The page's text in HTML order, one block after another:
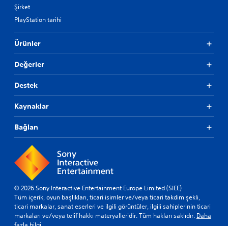
Şirket
PlayStation tarihi
Ürünler
Değerler
Destek
Kaynaklar
Bağlan
© 2026 Sony Interactive Entertainment Europe Limited (SIEE)
Tüm içerik, oyun başlıkları, ticari isimler ve/veya ticari takdim şekli,
ticari markalar, sanat eserleri ve ilgili görüntüler, ilgili sahiplerinin ticari
markaları ve/veya telif hakkı materyalleridir. Tüm hakları saklıdır. Daha